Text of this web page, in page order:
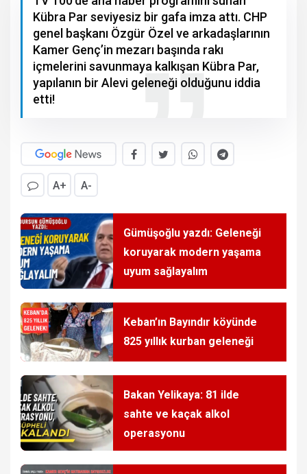
Kübra Par seviyesiz bir gafa imza attı. CHP
genel başkanı Özgür Özel ve arkadaşlarının
Kamer Genç’in mezarı başında rakı
içmelerini savunmaya kalkışan Kübra Par,
yapılanın bir Alevi geleneği olduğunu iddia
etti!
A+ A-
Gümüşoğlu yazdı: Geleneği
koruyarak modern yaşama
uyum sağlayalım
Keban’ın Bayındır köyünde
825 yıllık kurban geleneği
Bakan Yelikaya: 81 ilde
sahte ve kaçak alkol
operasyonu